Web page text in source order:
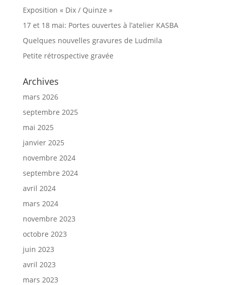
Exposition « Dix / Quinze »
17 et 18 mai: Portes ouvertes à l’atelier KASBA
Quelques nouvelles gravures de Ludmila
Petite rétrospective gravée
Archives
mars 2026
septembre 2025
mai 2025
janvier 2025
novembre 2024
septembre 2024
avril 2024
mars 2024
novembre 2023
octobre 2023
juin 2023
avril 2023
mars 2023